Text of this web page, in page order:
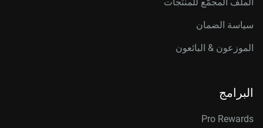
سياسة الضمان
الموزعون & البائعون
البرامج
Pro Rewards